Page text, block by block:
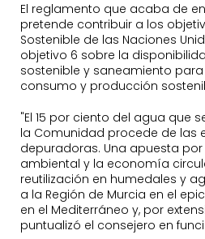
El reglamento que acaba de
pretende contribuir a los
Sostenible de las Naciones
objetivo 6 sobre la
sostenible y saneamiento para
consumo y producción
"El 15 por ciento del agua que
la Comunidad procede de las
depuradoras. Una apuesta
ambiental y la economía
reutilización en humedales y
a la Región de Murcia en el
en el Mediterráneo y, por
puntualizó el consejero en